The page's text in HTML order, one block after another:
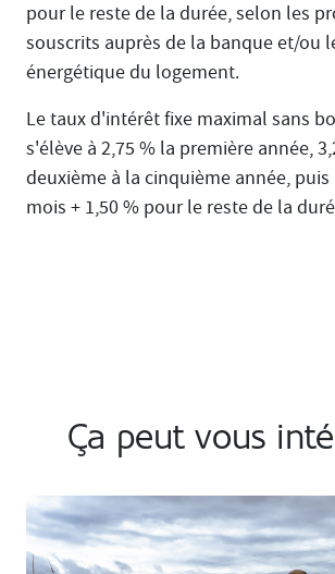
pour le reste de la durée, selon les
souscrits auprès de la banque et/ou
énergétique du logement.
Le taux d'intérêt fixe maximal sans
s'élève à 2,75 % la première année,
deuxième à la cinquième année, puis
mois + 1,50 % pour le reste de la
Ça peut vous